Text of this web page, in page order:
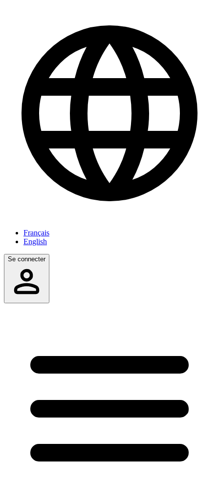
Français
English
Se connecter